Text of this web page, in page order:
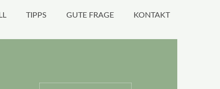
TIPPS GUTE FRAGE KONTAKT